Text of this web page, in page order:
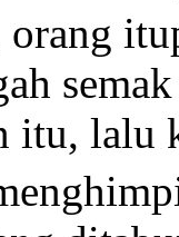
itu, lalu